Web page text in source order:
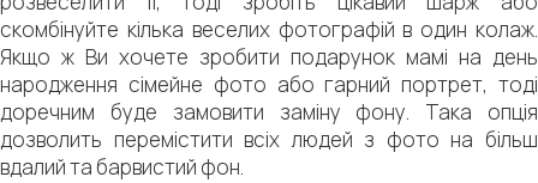
скомбінуйте кілька веселих фотографій в один колаж.
Якщо ж Ви хочете зробити подарунок мамі на день
народження сімейне фото або гарний портрет, тоді
доречним буде замовити заміну фону. Така опція
дозволить перемістити всіх людей з фото на більш
вдалий та барвистий фон.